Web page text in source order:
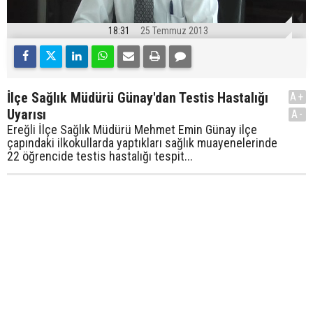
18:31 25 Temmuz 2013
İlçe Sağlık Müdürü Günay'dan Testis Hastalığı
Uyarısı
Ereğli İlçe Sağlık Müdürü Mehmet Emin Günay ilçe
çapındaki ilkokullarda yaptıkları sağlık muayenelerinde
22 öğrencide testis hastalığı tespit...
A+
A-